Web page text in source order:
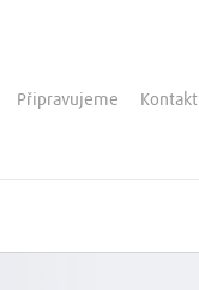
Připravujeme Kontakt